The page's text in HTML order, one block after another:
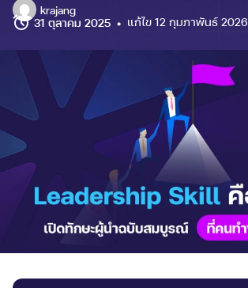
krajang
31 ตุลาคม 2025
แก้ไข 12 กุมภาพันธ์ 2026